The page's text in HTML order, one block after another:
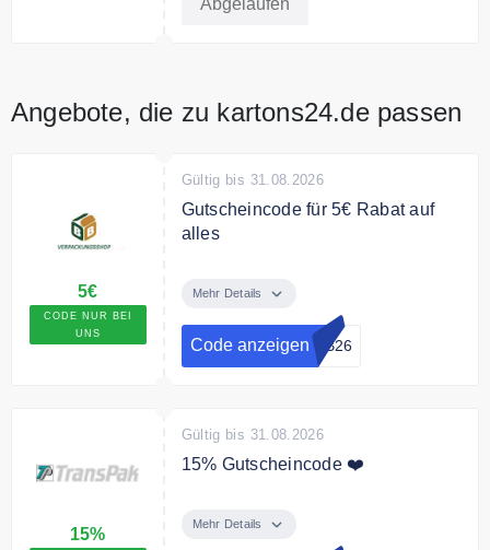
Bedingungen
Angebote, die zu kartons24.de passen
5€
CODE NUR BEI
UNS
Gültig bis 31.08.2026
Gutscheincode für 5€ Rabat auf
alles
Rabattcode um 5€ auf Ihre
Bestellung zu sparen.
Bedingungen
Mehr Details
Code anzeigen BB26
15%
Gültig bis 31.08.2026
15% Gutscheincode ❤️
erhalten Sie unglaubliche 15% auf
Mehr Details